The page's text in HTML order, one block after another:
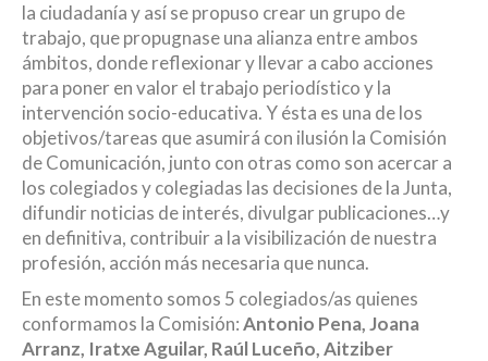
la ciudadanía y así se propuso crear un grupo de
trabajo, que propugnase una alianza entre ambos
ámbitos, donde reflexionar y llevar a cabo acciones
para poner en valor el trabajo periodístico y la
intervención socio-educativa. Y ésta es una de los
objetivos/tareas que asumirá con ilusión la Comisión
de Comunicación, junto con otras como son acercar a
los colegiados y colegiadas las decisiones de la Junta,
difundir noticias de interés, divulgar publicaciones…y
en definitiva, contribuir a la visibilización de nuestra
profesión, acción más necesaria que nunca.
En este momento somos 5 colegiados/as quienes
conformamos la Comisión:Antonio Pena, Joana
Arranz, Iratxe Aguilar, Raúl Luceño, Aitziber